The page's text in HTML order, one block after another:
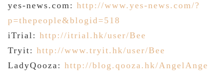
yes-news.com: http://www.yes-news.com/?
p=thepeople&blogid=518
iTrial: http://itrial.hk/user/Bee
Tryit: http://www.tryit.hk/user/Bee
LadyQooza: http://blog.qooza.hk/AngelAnge